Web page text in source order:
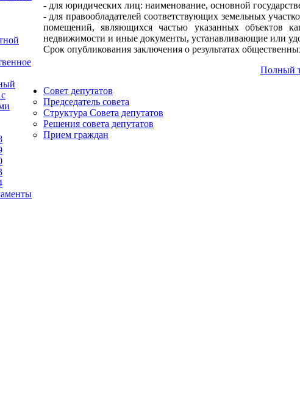
- для юридических лиц: наименование, основной
- для правообладателей соответствующих земельных
помещений, являющихся частью указанных объектов
недвижимости и иные документы, устанавливающие или
Срок опубликования заключения о результатах
Полный
Совет депутатов
Председатель совета
Структура Совета депутатов
Решения совета депутатов
Прием граждан